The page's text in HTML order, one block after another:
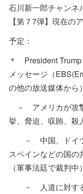
石川新一郎チャンネ
【第７7弾】現在の
予定：
＊ President
メッセージ（
の他の放送媒体から）
－ アメリカが攻
挙、脅迫、収賄、殺
－ 中国、ドイツ
スペインなどの国の
（軍事法廷で裁判中）
－ 人道に対する